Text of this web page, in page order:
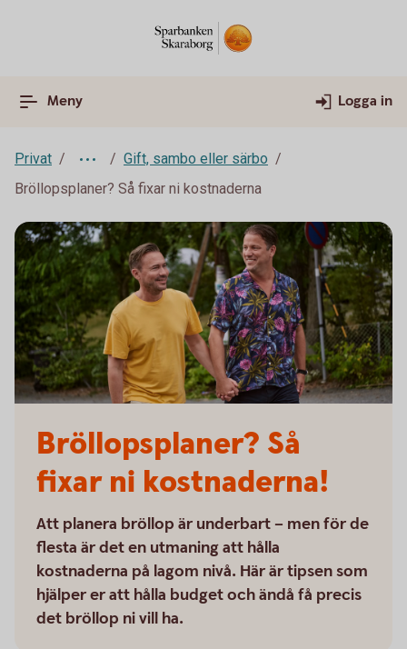
Meny Logga in
Privat
Gift, sambo eller särbo
Bröllopsplaner? Så fixar ni kostnaderna
Bröllopsplaner? Så
fixar ni kostnaderna!
Att planera bröllop är underbart – men för de
flesta är det en utmaning att hålla
kostnaderna på lagom nivå. Här är tipsen som
hjälper er att hålla budget och ändå få precis
det bröllop ni vill ha.